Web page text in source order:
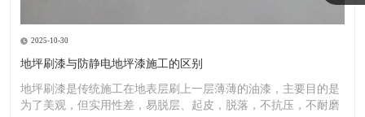
2025-10-30
地坪刷漆与防静电地坪漆施工的区别
地坪刷漆是传统施工在地表层刷上一层薄薄的油漆，主要目的是
为了美观，但实用性差，易脱层、起皮，脱落，不抗压，不耐磨